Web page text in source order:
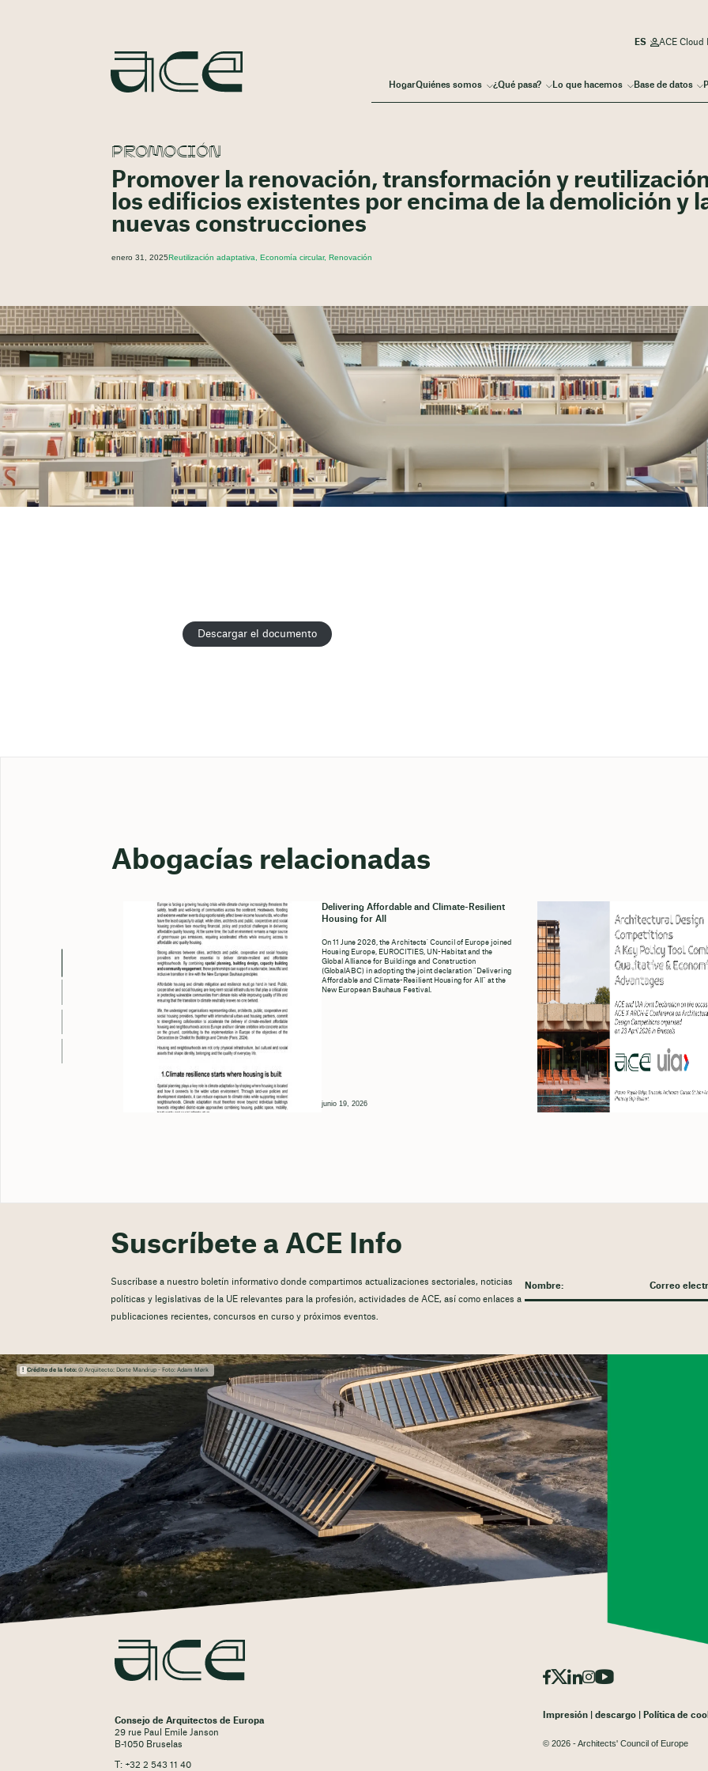
HogarQuiénes somos ¿Qué pasa? Lo que hacemos Base de datos
ACE Cloud
PROMOCIÓN
Promover la renovación, transformación y
los edificios existentes por encima de la demolición y
nuevas construcciones
enero 31, 2025Reutilización adaptativa, Economía circular, Renovación
Descargar el documento
Abogacías relacionadas
Delivering Affordable and Climate-Resilient
Housing for All
On 11 June 2026, the Architects' Council of Europe joined
Housing Europe, EUROCITIES, UN-Habitat and the
Global Alliance for Buildings and Construction
(GlobalABC) in adopting the joint declaration “Delivering
Affordable and Climate-Resilient Housing for All” at the
New European Bauhaus Festival.
junio 19, 2026
Suscríbete a ACE Info
Suscríbase a nuestro boletín informativo donde compartimos actualizaciones sectoriales, noticias
políticas y legislativas de la UE relevantes para la profesión, actividades de ACE, así como enlaces a
publicaciones recientes, concursos en curso y próximos eventos.
Crédito de la foto:© Arquitecto: Dorte Mandrup - Foto: Adam Mørk
Consejo de Arquitectos de Europa
29 rue Paul Emile Janson
B-1050 Bruselas
T: +32 2 543 11 40
Impresión descargo Política de
© 2026 - Architects' Council of Europe